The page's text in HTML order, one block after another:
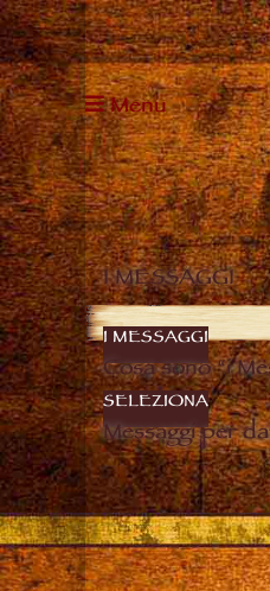
Menu
I MESSAGGI
I MESSAGGI
Cosa sono “i
SELEZIONA
Messaggi per